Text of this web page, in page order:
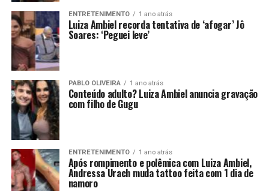
ENTRETENIMENTO 1 ano atrás
Luiza Ambiel recorda tentativa de ‘afogar’ Jô
Soares: ‘Peguei leve’
PABLO OLIVEIRA 1 ano atrás
Conteúdo adulto? Luiza Ambiel anuncia gravação
com filho de Gugu
ENTRETENIMENTO 1 ano atrás
Após rompimento e polêmica com Luiza Ambiel,
Andressa Urach muda tattoo feita com 1 dia de
namoro